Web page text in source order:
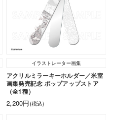
イラストレーター画集
アクリルミラーキーホルダー／米室
画集発売記念 ポップアップストア
（全1種）
2,200円(税込)